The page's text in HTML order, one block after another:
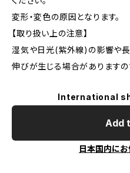
変形・変色の原因となります。
【取り扱い上の注意】
湿気や日光(紫外線)の影響や
伸びが生じる場合がありますの
International
Add
日本国内に